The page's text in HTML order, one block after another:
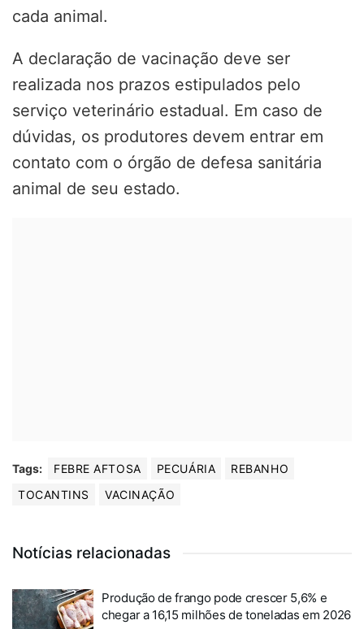
cada animal.
A declaração de vacinação deve ser
realizada nos prazos estipulados pelo
serviço veterinário estadual. Em caso de
dúvidas, os produtores devem entrar em
contato com o órgão de defesa sanitária
animal de seu estado.
Tags: FEBRE AFTOSA PECUÁRIA
REBANHO
TOCANTINS
VACINAÇÃO
Notícias relacionadas
Produção de frango pode crescer 5,6% e
chegar a 16,15 milhões de toneladas em 2026